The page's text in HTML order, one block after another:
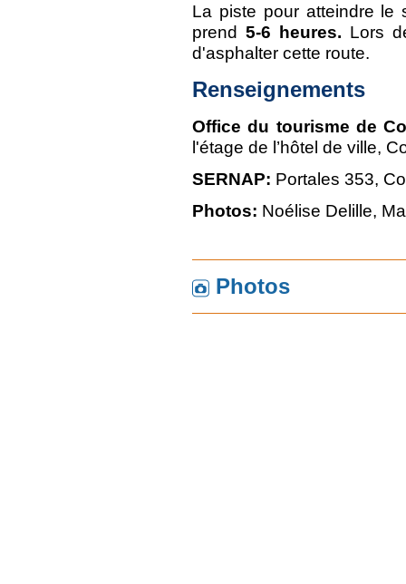
La piste pour atteindre
prend 5-6 heures. Lors
d'asphalter cette route.
Renseignements
Office du tourisme de
l'étage de l’hôtel de ville,
SERNAP: Portales 353,
Photos: Noélise Delille,
Photos